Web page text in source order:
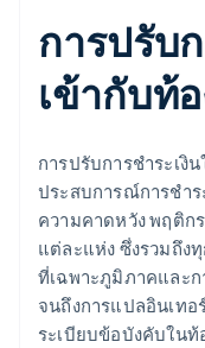
การปรับ
เข้ากับท้
การปรับการชําระเงิ
ประสบการณ์การชําร
ความคาดหวัง พฤติก
แต่ละแห่ง ซึ่งรวมถึง
ที่เฉพาะภูมิภาคและก
จนถึงการแปลอินเทอ
ระเบียบข้อบังคับในท้